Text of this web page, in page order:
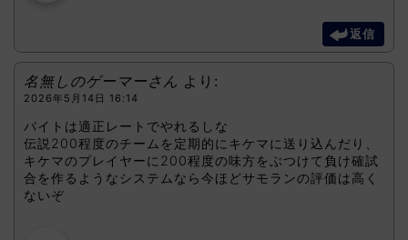
返信
名無しのゲーマーさん より:
2026年5月14日 16:14
バイトは適正レートでやれるしな
伝説200程度のチームを定期的にキケマに送り込んだり、
キケマのプレイヤーに200程度の味方をぶつけて負け確試
合を作るようなシステムなら今ほどサモランの評価は高く
ないぞ